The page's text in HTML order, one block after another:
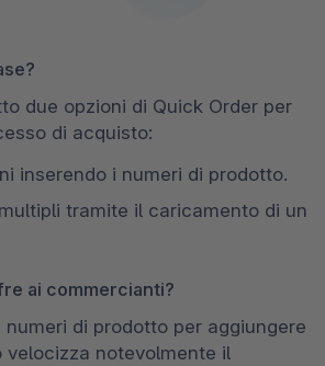
due opzioni di Quick Order per
di acquisto:
inserendo i numeri di prodotto.
tramite il caricamento di un
ai commercianti?
di prodotto per aggiungere
velocizza notevolmente il